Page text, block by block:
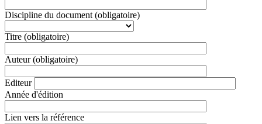
Discipline du document (obligatoire)
Titre (obligatoire)
Auteur(obligatoire)
Editeur
Année d'édition
Lien vers la référence